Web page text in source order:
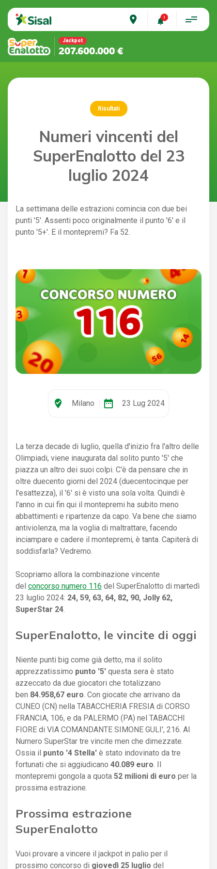
place
Jackpot
207.600.000 €
Risultati
Numeri vincenti del
SuperEnalotto del 23
luglio 2024
La settimana delle estrazioni comincia con due bei
punti '5'. Assenti poco originalmente il punto '6' e il
punto '5+'. E il montepremi? Fa 52.
where_to_vote Milano date_range 23 Lug 2024
La terza decade di luglio, quella d'inizio fra l'altro delle
Olimpiadi, viene inaugurata dal solito punto '5' che
piazza un altro dei suoi colpi. C'è da pensare che in
oltre duecento giorni del 2024 (duecentocinque per
l'esattezza), il '6' si è visto una sola volta. Quindi è
l'anno in cui fin qui il montepremi ha subito meno
abbattimenti e ripartenze da capo. Va bene che siamo
antiviolenza, ma la voglia di maltrattare, facendo
inciampare e cadere il montepremi, è tanta. Capiterà di
soddisfarla? Vedremo.
Scopriamo allora la combinazione vincente
del concorso numero 116 del SuperEnalotto di martedì
23 luglio 2024: 24, 59, 63, 64, 82, 90, Jolly 62,
SuperStar 24
SuperEnalotto, le vincite di oggi
Niente punti big come già detto, ma il solito
apprezzatissimo punto '5' questa sera è stato
azzeccato da due giocatori che totalizzano
ben 84.958,67 euro . Con giocate che arrivano da
CUNEO (CN) nella TABACCHERIA FRESIA di CORSO
FRANCIA, 106, e da PALERMO (PA) nel TABACCHI
FIORE di VIA COMANDANTE SIMONE GULI', 216. Al
Numero SuperStar tre vincite men che dimezzate.
Ossia il punto '4 Stella' è stato indovinato da tre
fortunati che si aggiudicano 40.089 euro . Il
montepremi gongola a quota 52 milioni di euro per la
prossima estrazione.
Prossima estrazione
SuperEnalotto
Vuoi provare a vincere il jackpot in palio per il
prossimo concorso di giovedì 25 luglio del